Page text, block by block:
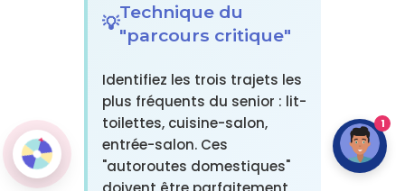
Technique du
"parcours critique"
Identifiez les trois trajets les
plus fréquents du senior : lit-
toilettes, cuisine-salon,
entrée-salon. Ces
"autoroutes domestiques"
1